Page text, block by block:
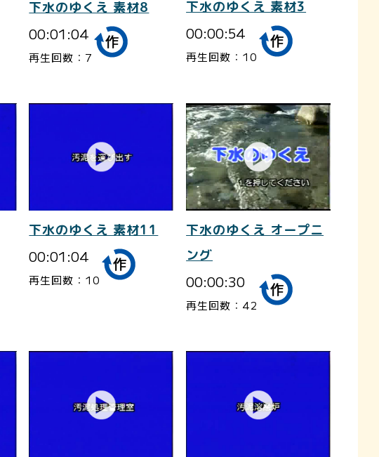
下水のゆくえ 素材8
00:01:04
再生回数：7
下水のゆくえ 素材3
00:00:54
再生回数：10
下水のゆくえ 素材11
00:01:04
再生回数：10
下水のゆくえ オープニ
ング
00:00:30
再生回数：42